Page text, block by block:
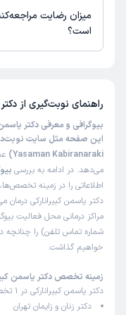
علت مراجعه: مدیریت دوران
این پزشک را پیشنهاد
زمان انتظار: 0-15 دقیقه
فعلا نظر خاصی ندارم
علت مراجعه: مدیریت دوران
کاربر دکترتو
زمان انتظار:0-15 دقیقه
خانم دکتر
میزان رضایت
است؟
راهنمای نوبت‌گیری از
بیوگرافی و معرفی دکتر یاسمن
Yasaman Kabiranaraki)
می‌دهد. در ادامه به بررسی
اطلاعاتی را در زمینه
دکتر یاسمن کبیرانارکی
مراکز درمانی محل فعالیت
شماره تماس تلفن) را چنانچه
خواهیم گذاشت.
زمینه تخصص دکتر یاسمن
دکتر یاسمن کبیرانارکی در 1 تخصص و در 1 شهر فعالیت دارند:
دکتر زنان و زایمان تهران